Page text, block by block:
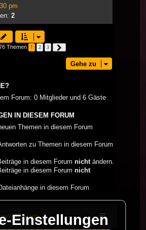
pm
2
Themen 1 2 3
Gehe zu
Forum: 0 Mitglieder und 6 Gäste
IN DIESEM FORUM
Themen in diesem Forum
zu Themen in diesem Forum
in diesem Forum nicht ändern.
in diesem Forum nicht
in diesem Forum
Forum
Einstellungen